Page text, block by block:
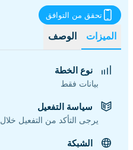
الميزات الوصف
تحقق من التوافق
نوع الخطة
بيانات فقط
سياسة التفعيل
يرجى التأكد من التفعيل خلال 60 يومًا من الشراء.
الشبكة